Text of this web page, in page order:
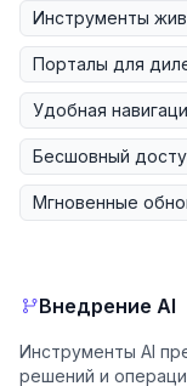
Инструменты
Порталы для
Удобная
Бесшовный
Мгновенные
Внедрение AI
Инструменты AI
решений и